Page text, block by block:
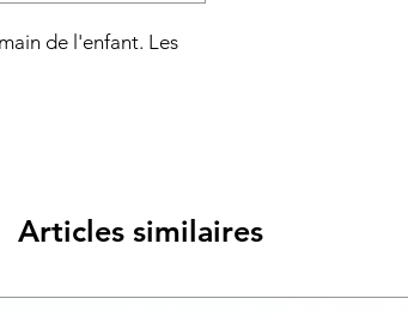
de l'enfant. Les
Articles similaires